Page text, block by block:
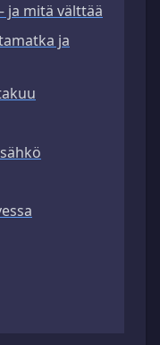
ja mitä välttää
ja